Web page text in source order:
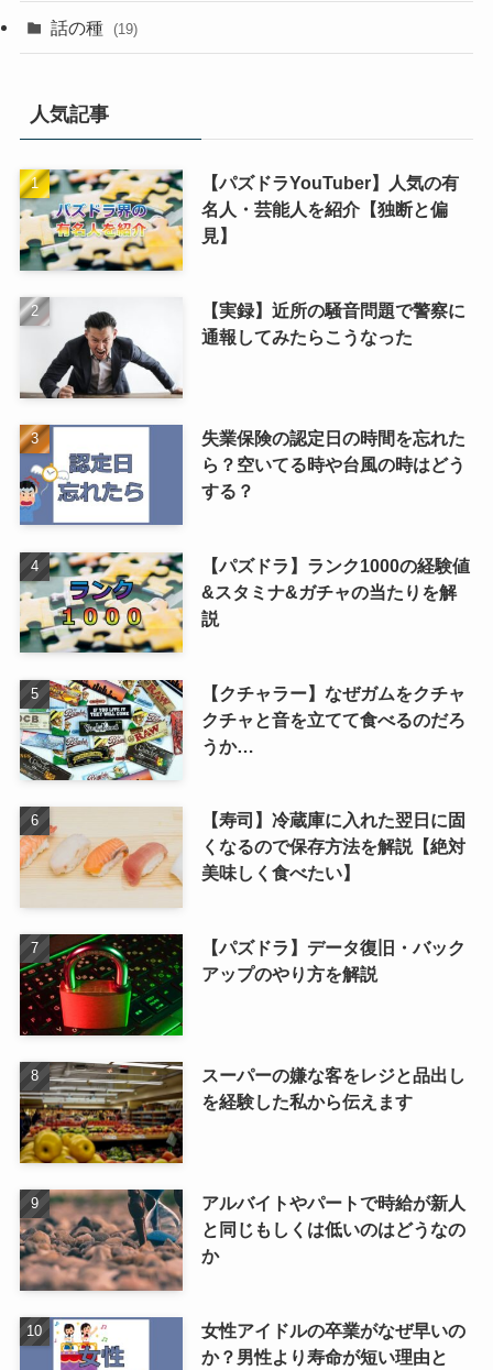
話の種 (19)
人気記事
【パズドラYouTuber】人気の有
名人・芸能人を紹介【独断と偏
見】
【実録】近所の騒音問題で警察に
通報してみたらこうなった
失業保険の認定日の時間を忘れた
ら？空いてる時や台風の時はどう
する？
【パズドラ】ランク1000の経験値
&スタミナ&ガチャの当たりを解
説
【クチャラー】なぜガムをクチャ
クチャと音を立てて食べるのだろ
うか…
【寿司】冷蔵庫に入れた翌日に固
くなるので保存方法を解説【絶対
美味しく食べたい】
【パズドラ】データ復旧・バック
アップのやり方を解説
スーパーの嫌な客をレジと品出し
を経験した私から伝えます
アルバイトやパートで時給が新人
と同じもしくは低いのはどうなの
か
女性アイドルの卒業がなぜ早いの
か？男性より寿命が短い理由と